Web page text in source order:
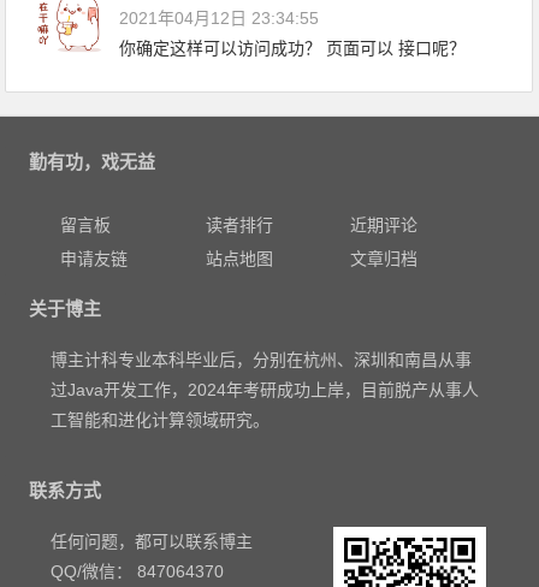
2021年04月12日 23:34:55
你确定这样可以访问成功？ 页面可以 接口呢？
勤有功，戏无益
留言板 读者排行
近期评论
申请友链
站点地图 文章归档
关于博主
博主计科专业本科毕业后，分别在杭州、深圳和南昌从事
过Java开发工作，2024年考研成功上岸，目前脱产从事人
工智能和进化计算领域研究。
联系方式
任何问题，都可以联系博主
QQ/微信： 847064370